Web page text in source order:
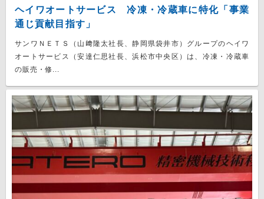
ヘイワオートサービス 冷凍・冷蔵車に特化「事業
通じ貢献目指す」
サンワＮＥＴＳ（山﨑隆太社長、静岡県袋井市）グループのヘイワ
オートサービス（安達仁思社長、浜松市中央区）は、冷凍・冷蔵車
の販売・修...